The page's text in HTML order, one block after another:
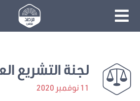
لجنة التشريع
11 نوفمبر 2020